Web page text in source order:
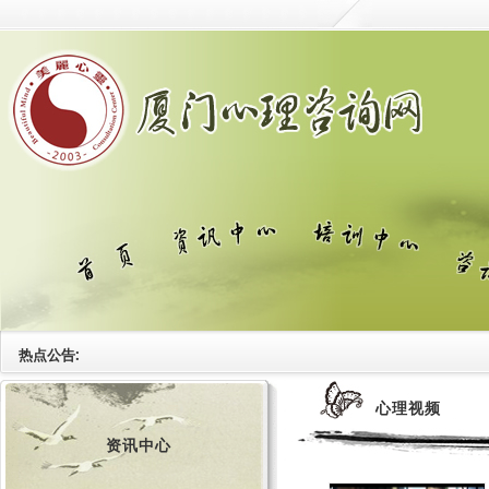
热点公告:
资讯中心
心理视频